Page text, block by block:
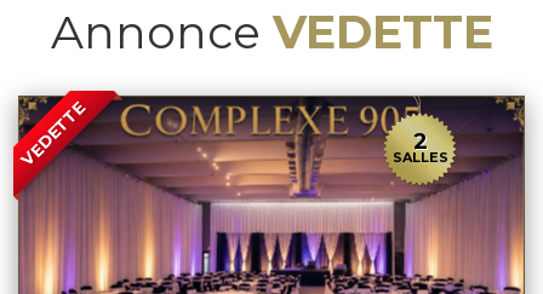
Annonce VEDETTE
VEDETTE 2
SALLES